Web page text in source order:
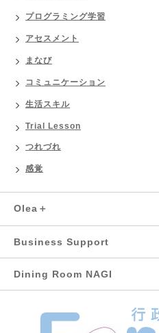
プログラミング学習
アセスメント
まなび
コミュニケーション
生活スキル
Trial Lesson
つれづれ
感覚
Olea＋
Business Support
Dining Room NAGI